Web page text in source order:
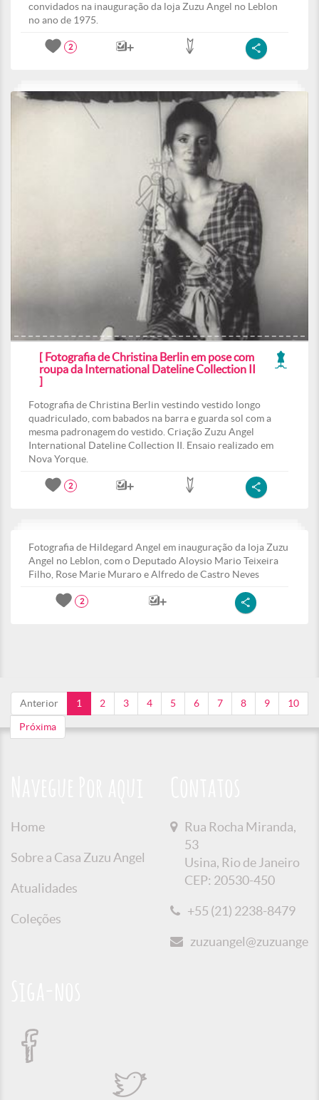
convidados na inauguração da loja Zuzu Angel no Leblon
no ano de 1975.
2
[ Fotografia de Christina Berlin em pose com
roupa da International Dateline Collection II
]
Fotografia de Christina Berlin vestindo vestido longo
quadriculado, com babados na barra e guarda sol com a
mesma padronagem do vestido. Criação Zuzu Angel
International Dateline Collection II. Ensaio realizado em
Nova Yorque.
2
Fotografia de Hildegard Angel em inauguração da loja Zuzu
Angel no Leblon, com o Deputado Aloysio Mario Teixeira
Filho, Rose Marie Muraro e Alfredo de Castro Neves
2
Anterior 1 2 3 4 5 6 7 8 9 10
Próxima
Home
Sobre a Casa Zuzu Angel
Atualidades
Coleções
Rua Rocha Miranda,
53
Usina, Rio de Janeiro
CEP: 20530-450
+55 (21) 2238-8479